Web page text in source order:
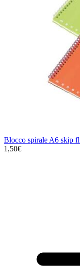
Blocco spirale A6 skip
1,50€